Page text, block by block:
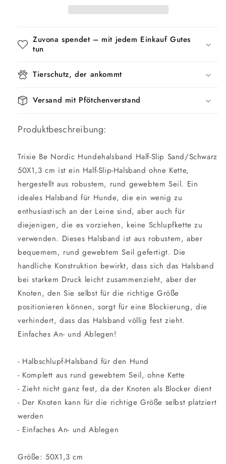
Sand
Sand
Zuvona spendet – mit jedem Einkauf Gutes
tun
Tierschutz, der ankommt
Versand mit Pfötchenverstand
Produktbeschreibung:
Trixie Be Nordic Hundehalsband Half-Slip Sand/Schwarz
50X1,3 cm ist ein Half-Slip-Halsband ohne Kette,
hergestellt aus robustem, rund gewebtem Seil. Ein
ideales Halsband für Hunde, die ein wenig zu
enthusiastisch an der Leine sind, aber auch für
diejenigen, die es vorziehen, keine Schlupfkette zu
verwenden. Dieses Halsband ist aus robustem, aber
bequemem, rund gewebtem Seil gefertigt. Die
handliche Konstruktion bewirkt, dass sich das Halsband
bei starkem Druck leicht zusammenzieht, aber der
Knoten, den Sie selbst für die richtige Größe
positionieren können, sorgt für eine Blockierung, die
verhindert, dass das Halsband völlig fest zieht.
Einfaches An- und Ablegen!
- Halbschlupf-Halsband für den Hund
- Komplett aus rund gewebtem Seil, ohne Kette
- Zieht nicht ganz fest, da der Knoten als Blocker dient
- Der Knoten kann für die richtige Größe selbst platziert
werden
- Einfaches An- und Ablegen
Größe: 50X1,3 cm